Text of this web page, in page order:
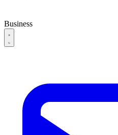
Business